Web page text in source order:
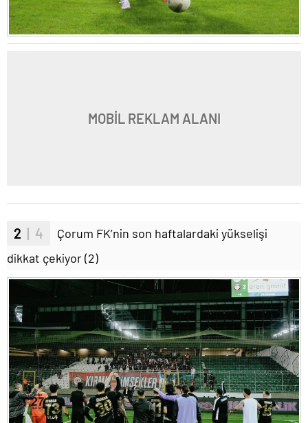
MOBİL REKLAM ALANI
2 | 4
Çorum FK’nin son haftalardaki yükselişi
dikkat çekiyor (2)